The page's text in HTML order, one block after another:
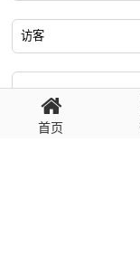
回复需填写必要
首页